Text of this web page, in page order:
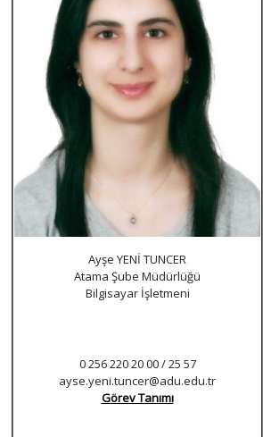
Ayşe YENİ TUNCER
Atama Şube Müdürlüğü
Bilgisayar İşletmeni
0 256 220 20 00 / 25 57
ayse.yeni.tuncer@adu.edu.tr
Görev Tanımı